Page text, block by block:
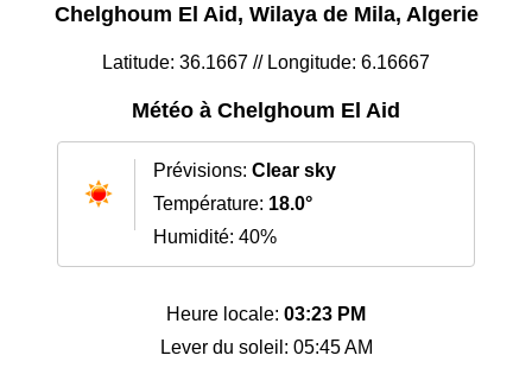
Chelghoum El Aid, Wilaya de Mila, Algerie
Latitude: 36.1667 // Longitude: 6.16667
Météo à Chelghoum El Aid
Prévisions: Clear sky
Température: 18.0°
Humidité: 40%
Heure locale: 03:23 PM
Lever du soleil: 05:45 AM